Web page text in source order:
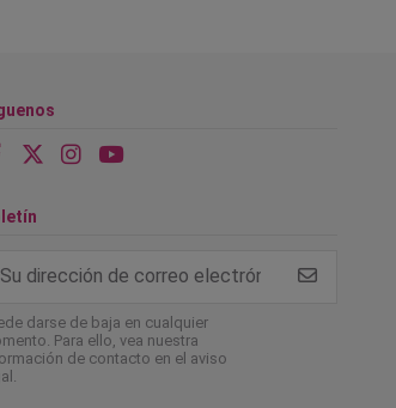
darse de baja en cualquier
Para ello, vea nuestra
de contacto en el aviso